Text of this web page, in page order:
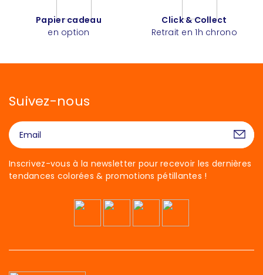
Papier cadeau
en option
Click & Collect
Retrait en 1h chrono
Suivez-nous
Inscrivez-vous à la newsletter pour recevoir les dernières
tendances colorées & promotions pétillantes !